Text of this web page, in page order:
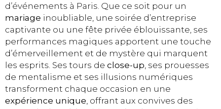
d’événements à Paris. Que ce soit pour un
mariage inoubliable, une soirée d’entreprise
captivante ou une fête privée éblouissante, ses
performances magiques apportent une touche
d’émerveillement et de mystère qui marquent
les esprits. Ses tours de close-up, ses prouesses
de mentalisme et ses illusions numériques
transforment chaque occasion en une
expérience unique, offrant aux convives des